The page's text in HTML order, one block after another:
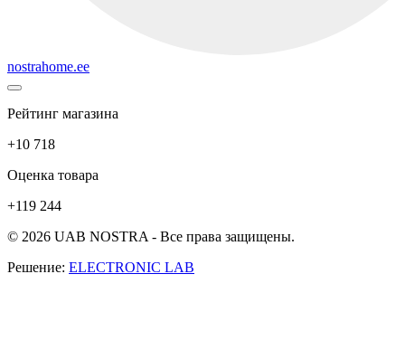
nostrahome.ee
Рейтинг магазина
+10 718
Оценка товара
+119 244
© 2026 UAB NOSTRA - Все права защищены.
Решение: ELECTRONIC LAB